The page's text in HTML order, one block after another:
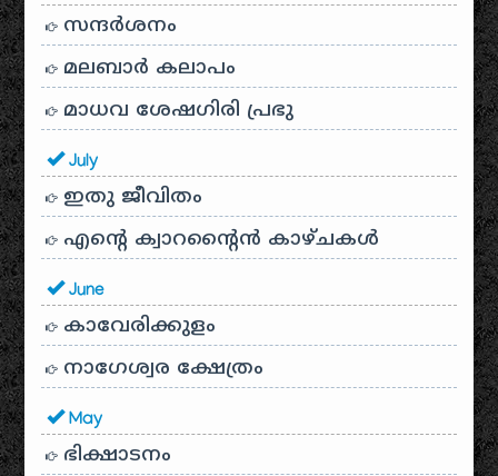
സന്ദര്‍ശനം
മലബാർ കലാപം
മാധവ ശേഷഗിരി പ്രഭു
July
ഇതു ജീവിതം
എന്റെ ക്വാറന്റൈൻ കാഴ്ചകൾ
June
കാവേരിക്കുളം
നാഗേശ്വര ക്ഷേത്രം
May
ഭിക്ഷാടനം